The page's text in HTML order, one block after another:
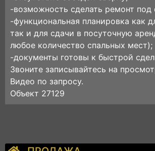
-возможность сделать ремонт под
-функциональная планировка как
так и для сдачи в посуточную
любое количество спальных мест);
-документы готовы к быстрой
Звоните записывайтесь на
Видео по запросу.
Объект 27129